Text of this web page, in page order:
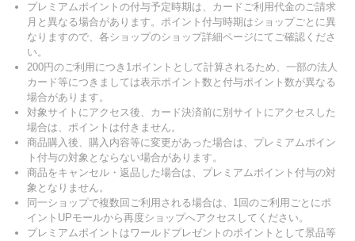
プレミアムポイントの付与予定時期は、カードご利用代金のご請求
月と異なる場合があります。ポイント付与時期はショップごとに異
なりますので、各ショップのショップ詳細ページにてご確認くださ
い。
200円のご利用につき1ポイントとして計算されるため、一部の法人
カード等につきましては表示ポイント数と付与ポイント数が異なる
場合があります。
対象サイトにアクセス後、カード決済前に別サイトにアクセスした
場合は、ポイントは付きません。
商品購入後、購入内容等に変更があった場合は、プレミアムポイン
ト付与の対象とならない場合があります。
商品をキャンセル・返品した場合は、プレミアムポイント付与の対
象となりません。
同一ショップで複数回ご利用される場合は、1回のご利用ごとにポ
イントUPモールから再度ショップへアクセスしてください。
プレミアムポイントはワールドプレゼントのポイントとして景品等